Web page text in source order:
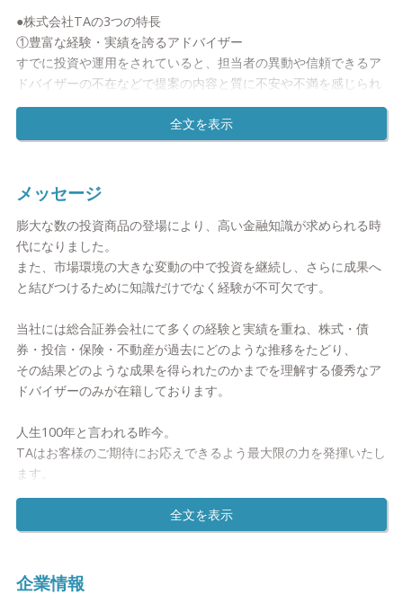
●株式会社TAの3つの特長
①豊富な経験・実績を誇るアドバイザー
すでに投資や運用をされていると、担当者の異動や信頼できるア
ドバイザーの不在などで提案の内容と質に不安や不満を感じられ
ている方も少なくないでしょう。
TAでは「価値ある投資商品をバランスよく長期保有すること」を
合いいただけるよう、転勤による担当者の変更は一切ありませ
ん。
さらに、登録アドバイザーはすべて大手金融機関の中途採用メン
バーに限定。大手証券会社等でキャリアを積んだプロ集団です。
大小問わずさまざまな規模の資産運用ビジネスに携わった経験と
ランの策定、アフターフォローまで着実かつ誠実に対応いたしま
す。
②選べる2種類の運用スタイル
年に楽天証券が新設した「管理口座コース」と、従来型の「売買
仲介コース」の2種類の資産運用をご用意しております。お客様
ご自身の運用スタイルにあわせて、いずれかのコースを自由にお
選びいただけます。
③各種税制優遇制度のフル活用
度「NISA」・2018年の「積立NISA」のスタートなど働き盛り世
メッセージ
膨大な数の投資商品の登場により、高い金融知識が求められる時
代になりました。
また、市場環境の大きな変動の中で投資を継続し、さらに成果へ
と結びつけるために知識だけでなく経験が不可欠です。
当社には総合証券会社にて多くの経験と実績を重ね、株式・債
券・投信・保険・不動産が過去にどのような推移をたどり、
その結果どのような成果を得られたのかまでを理解する優秀なア
ドバイザーのみが在籍しております。
人生100年と言われる昨今。
TAはお客様のご期待にお応えできるよう最大限の力を発揮いたし
ます。
多くの金融機関がさまざまな資産運用サービスを展開している現
日本では、依然として金融資産の大部分が預金に滞留する状況が
長らく続いていました。
企業情報